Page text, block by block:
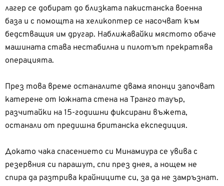
лагер се добират до близката пакистанска военна
база и с помощта на хеликоптер се насочват към
бедстващия им другар. Наближавайки мястото обаче
машината става нестабилна и пилотът прекратява
операцията.
През това време останалите двама японци започват
катерене от южната стена на Транго тауър,
разчитайки на 15-годишни фиксирани въжета,
останали от предишна британска експедиция.
Докато чака спасението си Минамиура се увива с
резервния си парашут, спи през днея, а нощем не
спира да разтрива крайниците си, за да не замръзнат.